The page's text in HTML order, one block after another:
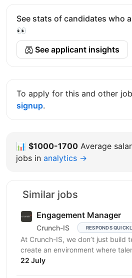
See stats of candidates who
👀
See applicant insights
To apply for this and other
signup.
📊 $1000-1700 Average
jobs in analytics →
Similar jobs
Engagement Manager
Crunch-IS RESPONDS
At Crunch-IS, we don’t just build
create an environment where
develop innovative solutions, and
22 July